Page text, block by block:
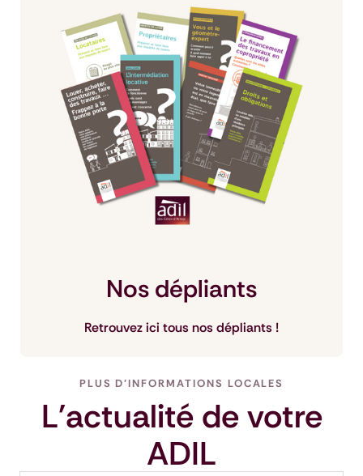
Nos dépliants
Retrouvez ici tous nos dépliants !
L'actualité de votre
ADIL
PLUS D'INFORMATIONS LOCALES